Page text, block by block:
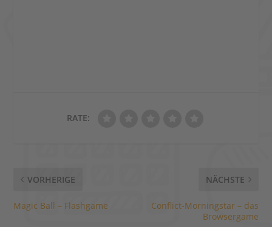
RATE:
VORHERIGE
Magic Ball – Flashgame
NÄCHSTE
Conflict-Morningstar – das
Browsergame